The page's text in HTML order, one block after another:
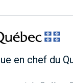
en chef du